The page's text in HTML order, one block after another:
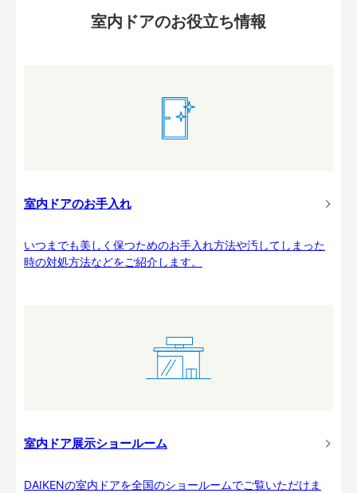
室内ドアのお役立ち情報
室内ドアのお手入れ
いつまでも美しく保つためのお手入れ方法や汚してしまった
時の対処方法などをご紹介します。
室内ドア展示ショールーム
DAIKENの室内ドアを全国のショールームでご覧いただけま